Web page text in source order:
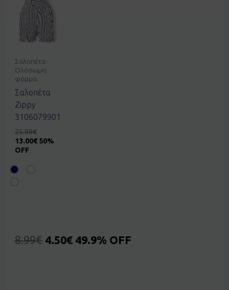
Σαλοπέτα -
Ολόσωμη
φόρμα
Σαλοπέτα
Zippy
3106079901
25.99€
13.00€ 50%
OFF
8.99€ 4.50€ 49.9% OFF